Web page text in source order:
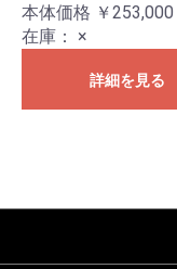
本体価格 ￥253,000
在庫： ×
詳細を見る